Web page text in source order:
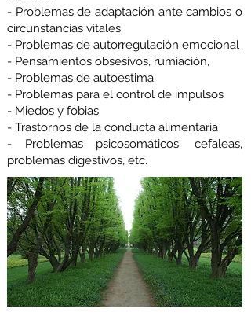
- Problemas de adaptación ante cambios o
circunstancias vitales
- Problemas de autorregulación emocional
- Pensamientos obsesivos, rumiación,
- Problemas de autoestima
- Problemas para el control de impulsos
- Miedos y fobias
- Trastornos de la conducta alimentaria
- Problemas psicosomáticos: cefaleas,
problemas digestivos, etc.